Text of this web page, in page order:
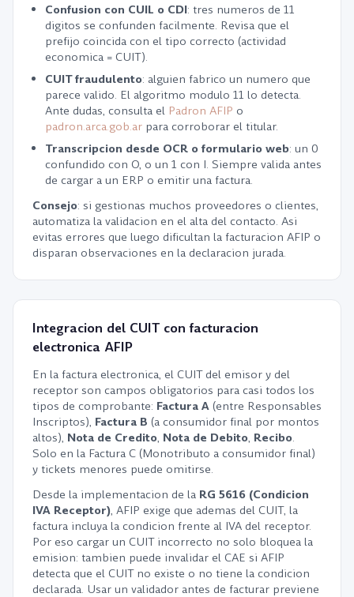
Confusion con CUIL o CDI: tres numeros de 11
digitos se confunden facilmente. Revisa que el
prefijo coincida con el tipo correcto (actividad
economica = CUIT).
CUIT fraudulento: alguien fabrico un numero que
parece valido. El algoritmo modulo 11 lo detecta.
Ante dudas, consulta el Padron AFIP o
padron.arca.gob.ar para corroborar el titular.
Transcripcion desde OCR o formulario web: un 0
confundido con O, o un 1 con I. Siempre valida antes
de cargar a un ERP o emitir una factura.
Consejo: si gestionas muchos proveedores o clientes,
automatiza la validacion en el alta del contacto. Asi
evitas errores que luego dificultan la facturacion AFIP o
disparan observaciones en la declaracion jurada.
Integracion del CUIT con facturacion
electronica AFIP
En la factura electronica, el CUIT del emisor y del
receptor son campos obligatorios para casi todos los
tipos de comprobante: Factura A (entre Responsables
Inscriptos), Factura B (a consumidor final por montos
altos), Nota de Credito, Nota de Debito, Recibo.
Solo en la Factura C (Monotributo a consumidor final)
y tickets menores puede omitirse.
Desde la implementacion de la RG 5616 (Condicion
IVA Receptor), AFIP exige que ademas del CUIT, la
factura incluya la condicion frente al IVA del receptor.
Por eso cargar un CUIT incorrecto no solo bloquea la
emision: tambien puede invalidar el CAE si AFIP
detecta que el CUIT no existe o no tiene la condicion
declarada. Usar un validador antes de facturar previene